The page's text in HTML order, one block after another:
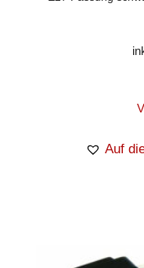
Auf